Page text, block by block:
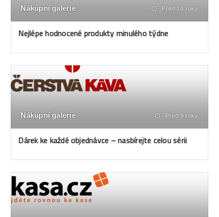
Nákupní galerie Před 10 roky
Nejlépe hodnocené produkty minulého týdne
Nákupní galerie Před 9 roky
Dárek ke každé objednávce – nasbírejte celou sérii